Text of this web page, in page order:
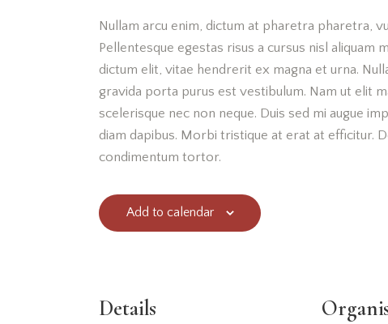
Nullam arcu enim, dictum at pharetra pharetra,
Pellentesque egestas risus a cursus nisl aliquam
dictum elit, vitae hendrerit ex magna et urna.
gravida porta purus est vestibulum. Nam ut elit
scelerisque nec non neque. Duis sed mi augue
diam dapibus. Morbi tristique at erat at efficitur.
condimentum tortor.
Add to calendar
Details